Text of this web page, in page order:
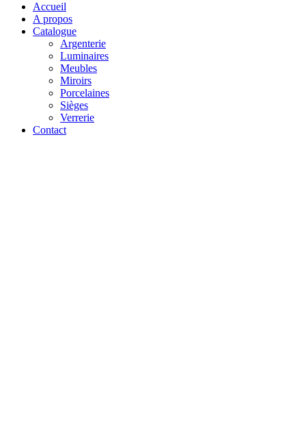
Accueil
A propos
Catalogue
Argenterie
Luminaires
Meubles
Miroirs
Porcelaines
Sièges
Verrerie
Contact